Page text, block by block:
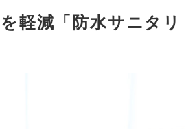
軽減「防水サニタリ